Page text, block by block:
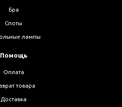
Бра
Споты
лампы
Помощь
Оплата
товара
Доставка